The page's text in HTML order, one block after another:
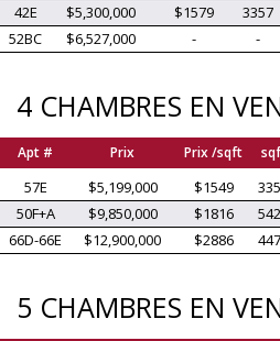
42E
$5,300,000 $1579 3357
52BC
$6,527,000 - -
4 CHAMBRES EN
Apt # Prix Prix /sqft
57E $5,199,000 $1549
50F+A
$9,850,000 $1816
66D-66E
$12,900,000 $2886
5 CHAMBRES EN